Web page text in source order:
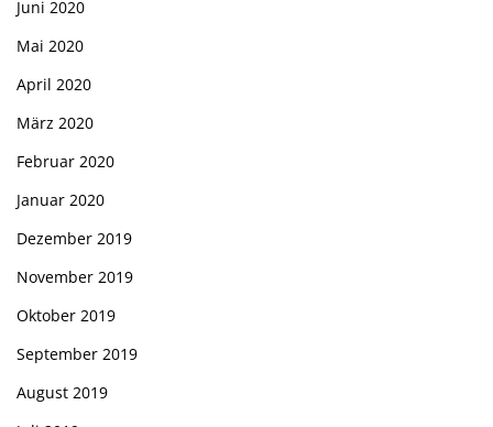
Juni 2020
Mai 2020
April 2020
März 2020
Februar 2020
Januar 2020
Dezember 2019
November 2019
Oktober 2019
September 2019
August 2019